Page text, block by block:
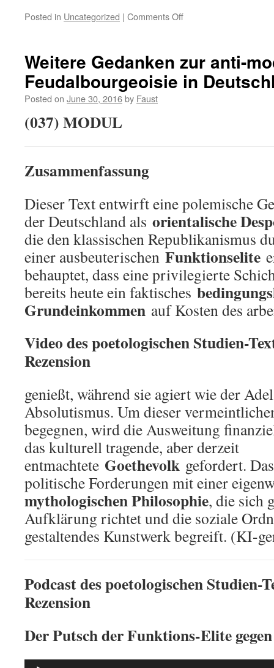
Posted in Uncategorized | Comments Offon
Wesen
der
Gleichheit?
Weitere Gedanken zur anti-
Feudalbourgeoisie in
Posted on June 30, 2016by Faust
(037) MODUL
Zusammenfassung
Dieser Text entwirft eine polemische
der Deutschland als orientalische
die den klassischen Republikanismus
einer ausbeuterischen Funktionselite
behauptet, dass eine privilegierte
bereits heute ein faktisches
Grundeinkommen auf Kosten des
Video des poetologischen Studien-
Rezension
genießt, während sie agiert wie der
Absolutismus. Um dieser
begegnen, wird die Ausweitung
das kulturell tragende, aber derzeit
entmachtete Goethevolk gefordert.
politische Forderungen mit einer
mythologischen Philosophie, die sich
Aufklärung richtet und die soziale
gestaltendes Kunstwerk begreift. (KI-
Podcast des poetologischen Studien-
Rezension
Der Putsch der Funktions-Elite